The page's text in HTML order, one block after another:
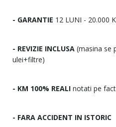
- GARANTIE 12 LUNI - 20.000
- REVIZIE INCLUSA (masina se
ulei+filtre)
- KM 100% REALI notati pe
- FARA ACCIDENT IN ISTORIC